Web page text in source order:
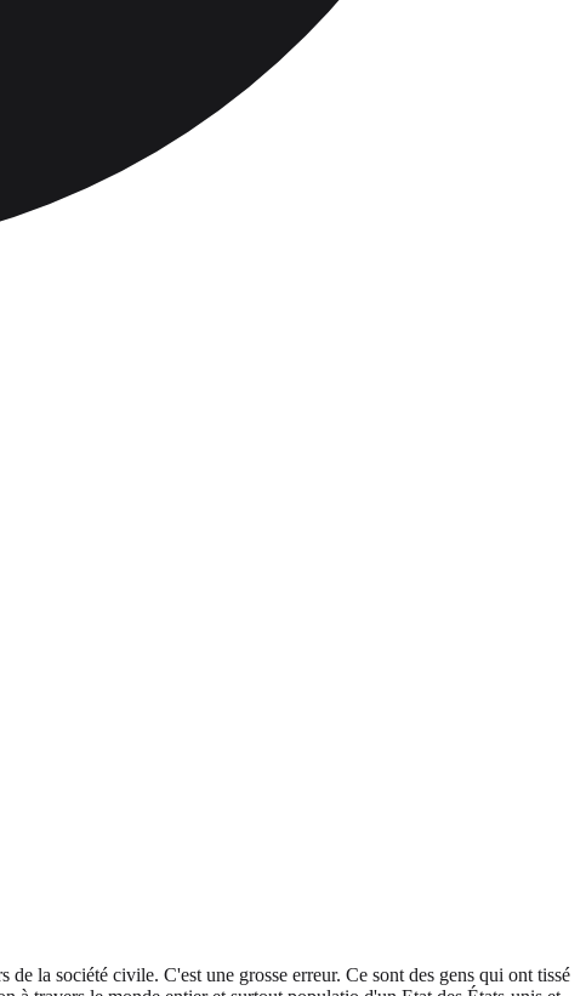
la société civile. C'est une grosse erreur. Ce sont des gens qui ont tissé